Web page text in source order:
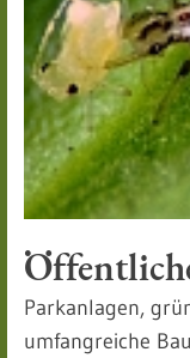
Parkanlagen,
umfangreiche